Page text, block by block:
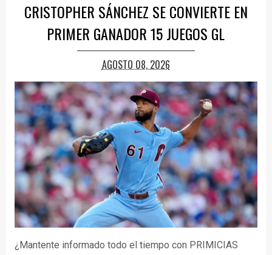
CRISTOPHER SÁNCHEZ SE CONVIERTE EN
PRIMER GANADOR 15 JUEGOS GL
AGOSTO 08, 2026
¿Mantente informado todo el tiempo con PRIMICIAS